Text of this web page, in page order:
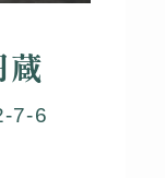
蔵
7-6